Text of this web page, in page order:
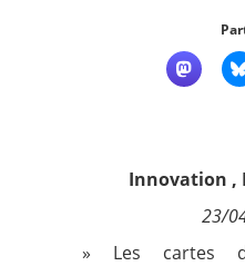
Nous suivre
Innovation ,
23/
» Les cartes